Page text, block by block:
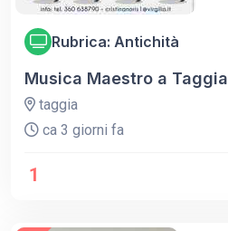
Rubrica: Antichità
Musica Maestro a Taggia
taggia
ca 3 giorni fa
1